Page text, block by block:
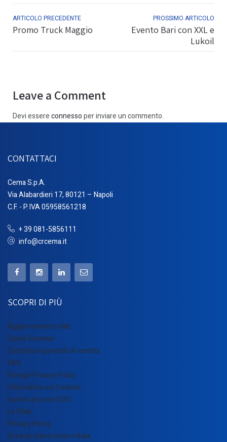
ARTICOLO PRECEDENTE
Promo Truck Maggio
PROSSIMO ARTICOLO
Evento Bari con XXL e
Lukoil
Leave a Comment
Devi essereconnessoper inviare un commento.
CONTATTACI
Cema S.p.A.
Via Alabardieri 17, 80121 – Napoli
C.F. - P. IVA 05958561218
+ 39 081-5856111
info@crcema.it
SCOPRI DI PIÙ
Aggiornamento dati
Cema Summer
Condizioni generali di vendita
FAQ
Foreign Privacy Policy
Informativa sui Cookies
Iscriviti al corso VDO
Le Filiali
Privacy Policy
Scheda clienti estero-Italia